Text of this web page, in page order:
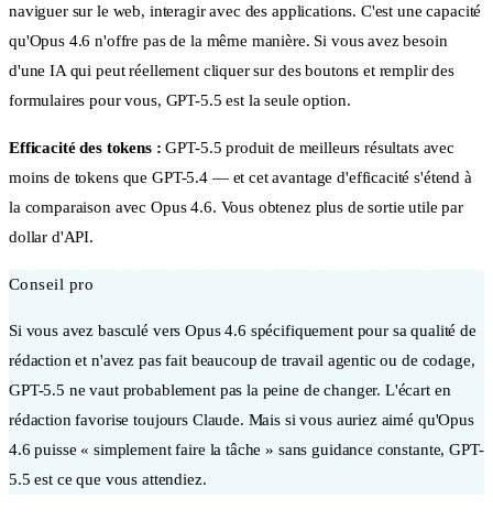
naviguer sur le web, interagir avec des applications. C'est une capacité
qu'Opus 4.6 n'offre pas de la même manière. Si vous avez besoin
d'une IA qui peut réellement cliquer sur des boutons et remplir des
formulaires pour vous, GPT-5.5 est la seule option.
Efficacité des tokens : GPT-5.5 produit de meilleurs résultats avec
moins de tokens que GPT-5.4 — et cet avantage d'efficacité s'étend à
la comparaison avec Opus 4.6. Vous obtenez plus de sortie utile par
dollar d'API.
Conseil pro
Si vous avez basculé vers Opus 4.6 spécifiquement pour sa qualité de
rédaction et n'avez pas fait beaucoup de travail agentic ou de codage,
GPT-5.5 ne vaut probablement pas la peine de changer. L'écart en
rédaction favorise toujours Claude. Mais si vous auriez aimé qu'Opus
4.6 puisse « simplement faire la tâche » sans guidance constante, GPT-
5.5 est ce que vous attendiez.